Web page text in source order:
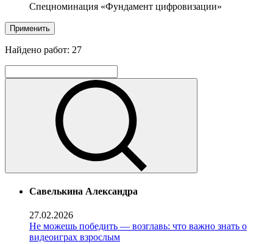
Спецноминация «Фундамент цифровизации»
Применить
Найдено работ: 27
Савелькина Александра
27.02.2026
Не можешь победить — возглавь: что важно знать о
видеоиграх взрослым